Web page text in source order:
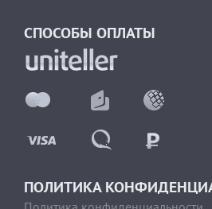
СПОСОБЫ ОПЛАТЫ
ПОЛИТИКА